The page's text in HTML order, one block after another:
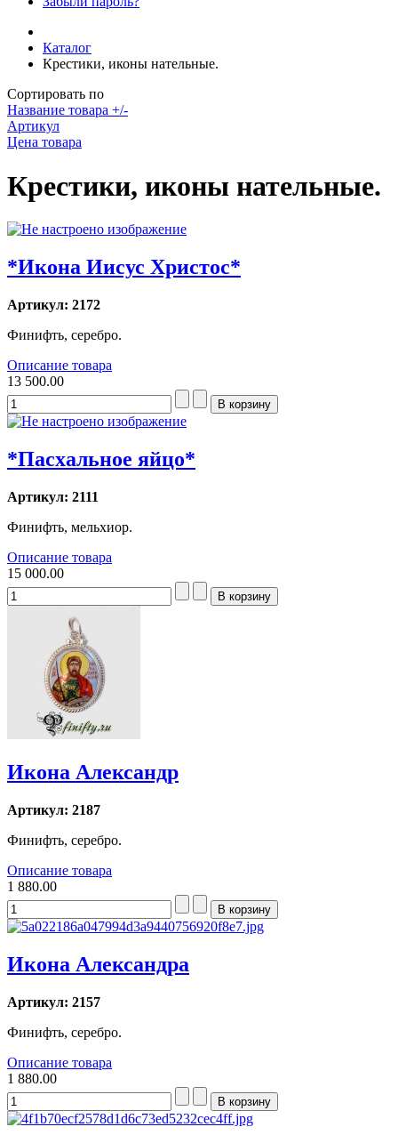
Каталог
Крестики, иконы нательные.
Сортировать по
Название товара +/-
Артикул
Цена товара
Крестики, иконы нательные.
*Икона Иисус Христос*
Артикул: 2172
Финифть, серебро.
Описание товара
13 500.00
*Пасхальное яйцо*
Артикул: 2111
Финифть, мельхиор.
Описание товара
15 000.00
Икона Александр
Артикул: 2187
Финифть, серебро.
Описание товара
1 880.00
Икона Александра
Артикул: 2157
Финифть, серебро.
Описание товара
1 880.00